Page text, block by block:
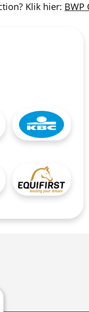
Klik hier:
Afbeelding
Afbeelding